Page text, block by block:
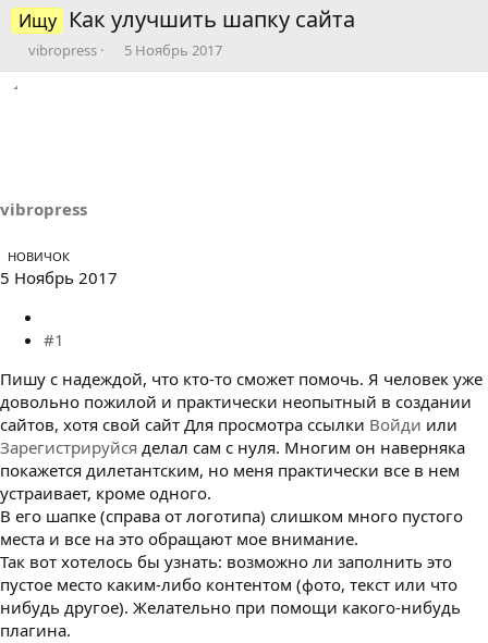
Ищу Как улучшить шапку сайта
А
в
ы
vibropress
Д
а
5 Ноябрь 2017
vibropress
НОВИЧОК
5 Ноябрь 2017
#1
Пишу с надеждой, что кто-то сможет помочь. Я человек уже
довольно пожилой и практически неопытный в создании
сайтов, хотя свой сайт Для просмотра ссылки Войди или
Зарегистрируйся делал сам с нуля. Многим он наверняка
покажется дилетантским, но меня практически все в нем
устраивает, кроме одного.
В его шапке (справа от логотипа) слишком много пустого
места и все на это обращают мое внимание.
Так вот хотелось бы узнать: возможно ли заполнить это
пустое место каким-либо контентом (фото, текст или что
нибудь другое). Желательно при помощи какого-нибудь
плагина.